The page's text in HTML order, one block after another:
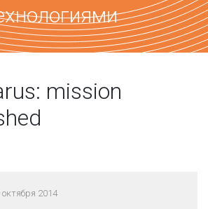
mission
2014